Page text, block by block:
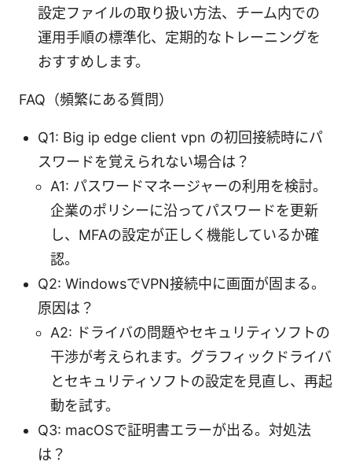
設定ファイルの取り扱い方法、チーム内での
運用手順の標準化、定期的なトレーニングを
おすすめします。
FAQ（頻繁にある質問）
Q1: Big ip edge client vpn の初回接続時にパ
スワードを覚えられない場合は？
A1: パスワードマネージャーの利用を検討。
企業のポリシーに沿ってパスワードを更新
し、MFAの設定が正しく機能しているか確
認。
Q2: WindowsでVPN接続中に画面が固まる。
原因は？
A2: ドライバの問題やセキュリティソフトの
干渉が考えられます。グラフィックドライバ
とセキュリティソフトの設定を見直し、再起
動を試す。
Q3: macOSで証明書エラーが出る。対処法
は？